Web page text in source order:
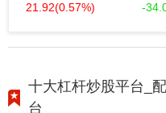
21.92(0.57%) -
十大杠杆炒股平台_
台